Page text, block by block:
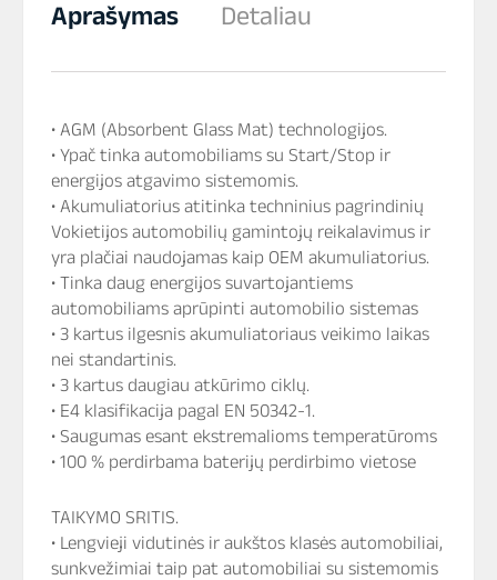
Aprašymas Detaliau
• AGM (Absorbent Glass Mat) technologijos.
• Ypač tinka automobiliams su Start/Stop ir
energijos atgavimo sistemomis.
• Akumuliatorius atitinka techninius pagrindinių
Vokietijos automobilių gamintojų reikalavimus ir
yra plačiai naudojamas kaip OEM akumuliatorius.
• Tinka daug energijos suvartojantiems
automobiliams aprūpinti automobilio sistemas
• 3 kartus ilgesnis akumuliatoriaus veikimo laikas
nei standartinis.
• 3 kartus daugiau atkūrimo ciklų.
• E4 klasifikacija pagal EN 50342-1.
• Saugumas esant ekstremalioms temperatūroms
• 100 % perdirbama baterijų perdirbimo vietose
TAIKYMO SRITIS.
• Lengvieji vidutinės ir aukštos klasės automobiliai,
sunkvežimiai taip pat automobiliai su sistemomis